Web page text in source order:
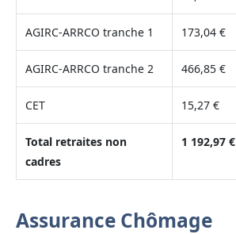
AGIRC-ARRCO tranche 1 173,04 €
AGIRC-ARRCO tranche 2 466,85 €
CET 15,27 €
Total retraites non
cadres
1 192,97 €
Assurance Chômage